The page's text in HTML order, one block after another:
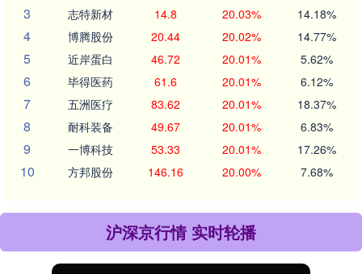
3 志特新材 14.8 20.03% 14.18%
4 博腾股份 20.44 20.02% 14.77%
5 近岸蛋白 46.72 20.01% 5.62%
6 毕得医药 61.6 20.01% 6.12%
7 五洲医疗 83.62 20.01% 18.37%
8 耐科装备 49.67 20.01% 6.83%
9 一博科技 53.33 20.01% 17.26%
10 方邦股份 146.16 20.00% 7.68%
沪深京行情 实时轮播